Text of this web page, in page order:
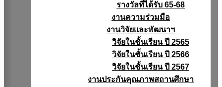
รางวัลที่ได้รับ 65-68
งานความร่วมมือ
งานวิจัยเเละพัฒนาฯ
วิจัยในชั้นเรียน ปี 2565
วิจัยในชั้นเรียน ปี 2566
วิจัยในชั้นเรียน ปี 2567
งานประกันคุณภาพสถานศึกษา